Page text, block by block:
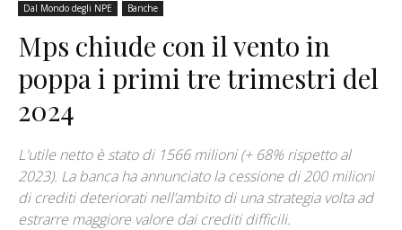
Dal Mondo degli NPE Banche
Mps chiude con il vento in
poppa i primi tre trimestri del
2024
L'utile netto è stato di 1566 milioni (+ 68% rispetto al
2023). La banca ha annunciato la cessione di 200 milioni
di crediti deteriorati nell’ambito di una strategia volta ad
estrarre maggiore valore dai crediti difficili.